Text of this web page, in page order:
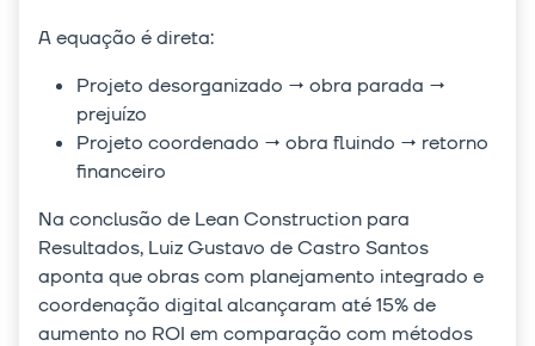
A equação é direta:
Projeto desorganizado → obra parada →
prejuízo
Projeto coordenado → obra fluindo → retorno
financeiro
Na conclusão de Lean Construction para
Resultados, Luiz Gustavo de Castro Santos
aponta que obras com planejamento integrado e
coordenação digital alcançaram até 15% de
aumento no ROI em comparação com métodos